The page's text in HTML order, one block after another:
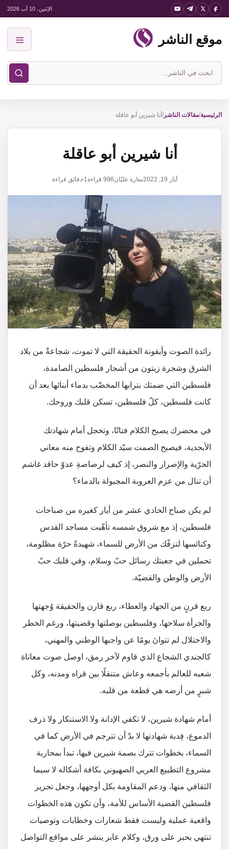
انتقل
المحتوى
الإثنين، 10 آب 2026
موقع الناشر
ابحث
في
الناشر
الرئيسية/مقالات الناشر/ أنا شيرين أبو عاقلة
أنا شيرين أبو عاقلة
أيار 19, 2022 سارة عليّان908 قراءة1 دقائق قراءة
رائدة الصوت وأيقونة الحقيقة التي لا تموت، شجاعةٌ من بلاد
الشرق وشجرة زيتون من أشجار فلسطين الصامدة،
فلسطين التي ضمتك بترابها المخضّب بدماء أبنائها بعد أن
كانت فلسطين، كلّ فلسطين، تسكن قلبك وروحك.
في محضرك يصبح الكلام فتاتًا، وتخجل أمام شهادتك
الأبجدية، فيصبح الصمت سيّد الكلام وتفوح منه معاني
الحرّية والإصرار والنصر، إذ كيف لرصاصةِ عدوّ حاقد غاشم
أن تنال من عزم العروبة المجبولة بالدماء؟
لم يكن صباح الحادي عشر من أيار كغيره من صباحات
فلسطين، إذ مع شروق شمسه تأهّبت مساجد القدس
وكنائسها لتزفّك من الأرض للسماء، شهيدةً حرّة مظلومة،
تحملين في جعبتك رسائل حبّ وسلام، وفي قلبك حبّ
الأرض والوطن والقضيّة.
ربع قرنٍ من الجهاد والعطاء، ربع قارن والحقيقة وُجهتها
والجرأة سلاحها، وفلسطين بوصلتها وقضيتها، ورغم الخطر
والاحتلال لم تتوانَ يومًا عن واجبها الوطني والمهني،
كالجندي الشجاع الذي قاوم لآخر رمق، اوصل صوت معاناة
شعبه للعالم بأجمعه وعاش متنقلًا بين قراه ومدنه، وكل
شبرٍ من أرضه هي قطعة من قلبه.
أمام شهادة شيرين، لا تكفي الإدانة ولا الاستنكار ولا ذرف
الدموع، فِدية شهادتها لا بدّ أن تترجم في الأرض كما في
السماء، بخطوات تترك بصمة شيرين فيها، تبدأ بمحاربة
مشروع التطبيع العربي الصهيوني بكافة أشكاله لا سيما
الثقافي منها، ودعم المقاومة بكل أوجهها، وجعل تحرير
فلسطين القضية الأساس للأمة، وأن تكون هذه الخطوات
واقعية عملية وليست فقط شعارات وخطابات وتوصيات
تنتهي بحبر على ورق، وكلام عابر ينشر على مواقع التواصل